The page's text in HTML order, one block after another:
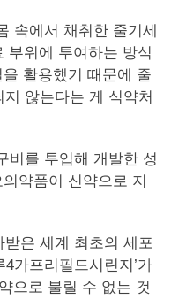
속에서 채취한 줄기세
부위에 투여하는 방식
활용했기 때문에 줄
않는다는 게 식약처
비를 투입해 개발한 성
약품이 신약으로 지
은 세계 최초의 세포
가프리필드시린지’가
으로 불릴 수 없는 것